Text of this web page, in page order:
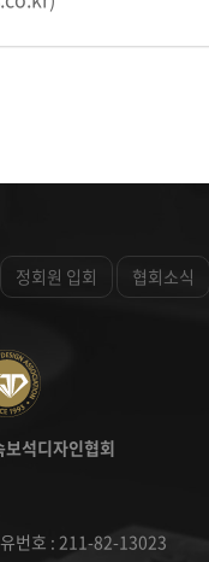
정회원 입회 협회소식
석디자인협회
번호 : 211-82-13023